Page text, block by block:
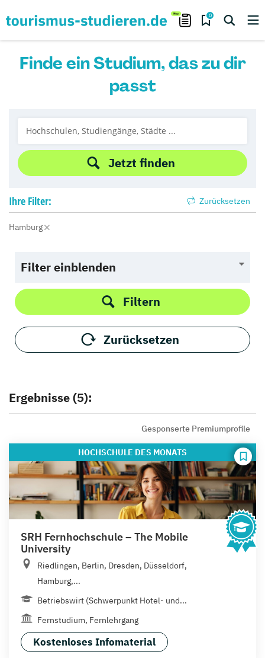
0
Finde ein Studium, das zu dir
passt
Jetzt finden
Ihre Filter: Zurücksetzen
Hamburg
Filter einblenden
Filtern
Zurücksetzen
Ergebnisse (5):
Gesponserte Premiumprofile
HOCHSCHULE DES MONATS
SRH Fernhochschule – The Mobile
University
Riedlingen, Berlin, Dresden, Düsseldorf,
Hamburg,...
Betriebswirt (Schwerpunkt Hotel- und...
Fernstudium, Fernlehrgang
Kostenloses Infomaterial